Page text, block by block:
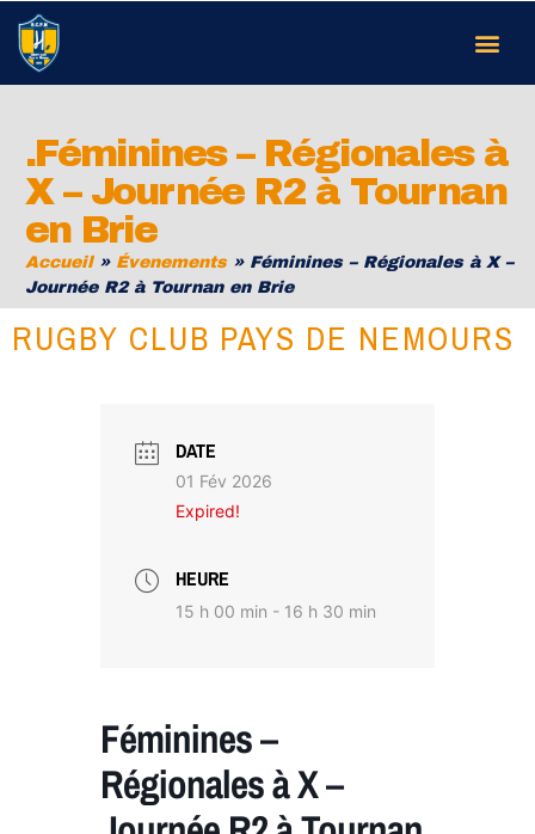
.Féminines – Régionales à
X – Journée R2 à Tournan
en Brie
Accueil» Évenements» Féminines – Régionales à X –
Journée R2 à Tournan en Brie
RUGBY CLUB PAYS DE NEMOURS
DATE
01 Fév 2026
Expired!
HEURE
15 h 00 min - 16 h 30 min
Féminines –
Régionales à X –